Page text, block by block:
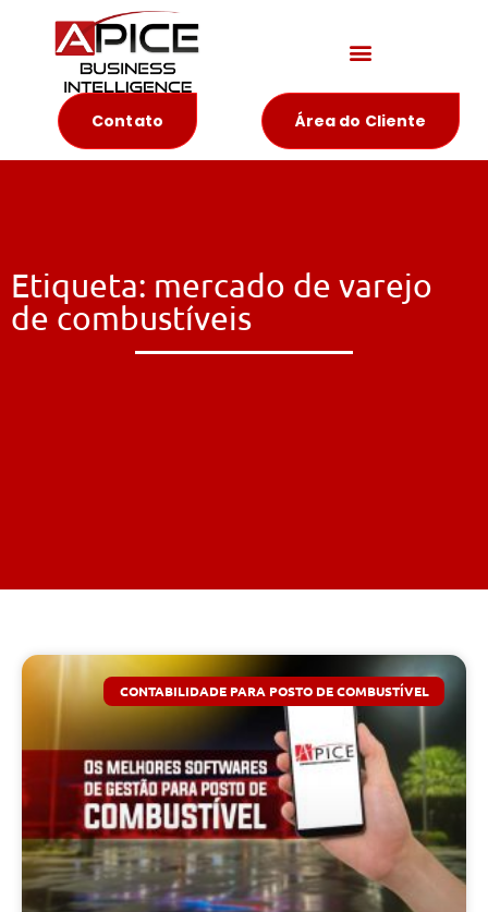
Contato Área do Cliente
Etiqueta: mercado de varejo
de combustíveis
CONTABILIDADE PARA POSTO DE COMBUSTÍVEL